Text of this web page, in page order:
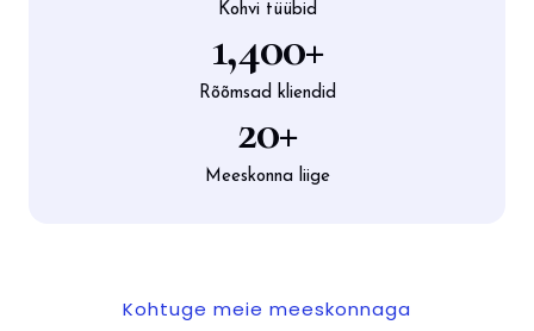
Kohvi tüübid
1,400+
Rõõmsad kliendid
20+
Meeskonna liige
Kohtuge meie meeskonnaga